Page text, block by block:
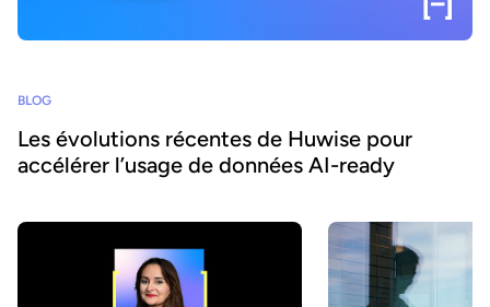
BLOG
Les évolutions récentes de Huwise pour
accélérer l’usage de données AI-ready